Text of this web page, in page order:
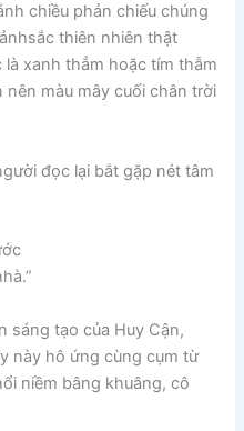
chiều phản chiếu chúng
thiên nhiên thật
xanh thẳm hoặc tím thẫm
màu mây cuối chân trời
đọc lại bắt gặp nét tâm
sáng tạo của Huy Cận,
này hô ứng cùng cụm từ
niềm bâng khuâng, cô